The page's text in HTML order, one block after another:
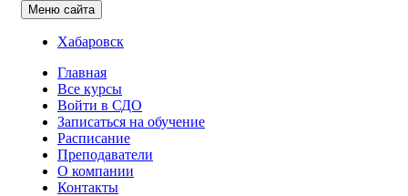
Меню сайта
Хабаровск
Главная
Все курсы
Войти в СДО
Записаться на обучение
Расписание
Преподаватели
О компании
Контакты